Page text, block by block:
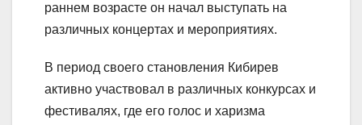
раннем возрасте он начал выступать на
различных концертах и мероприятиях.
В период своего становления Кибирев
активно участвовал в различных конкурсах и
фестивалях, где его голос и харизма